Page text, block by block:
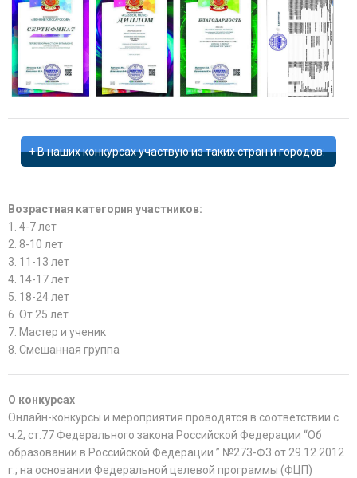
В наших конкурсах участвую из таких стран и городов:
Возрастная категория участников:
1. 4-7 лет
2. 8-10 лет
3. 11-13 лет
4. 14-17 лет
5. 18-24 лет
6. От 25 лет
7. Мастер и ученик
8. Смешанная группа
О конкурсах
Онлайн-конкурсы и мероприятия проводятся в соответствии с
ч.2, ст.77 Федерального закона Российской Федерации “Об
образовании в Российской Федерации ” №273-Ф3 от 29.12.2012
г.; на основании Федеральной целевой программы (ФЦП)